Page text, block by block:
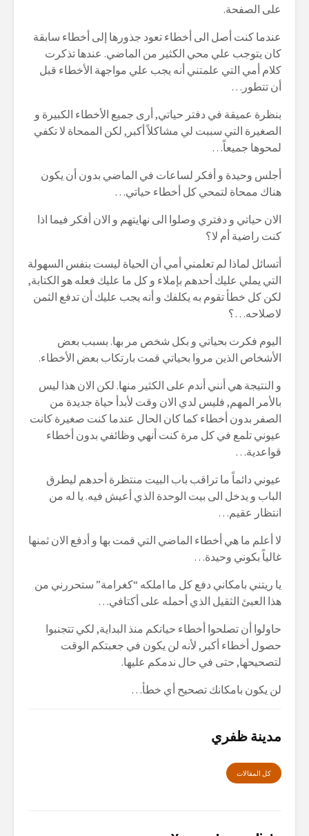
على الصفحة.
عندما كنت أصل الى أخطاء تعود جذورها إلى أخطاء سابقة
كان يتوجب علي محي الكثير من الماضي. عندها تذكرت
كلام أمي التي علمتني أنه يجب علي مواجهة الأخطاء قبل
أن تتطور…
بنظرة عميقة في دفتر حياتي, أرى جميع الأخطاء الكبيرة و
الصغيرة التي سببت لي مشاكلاً أكبر, لكن الممحاة لا تكفي
لمحوها جميعاً…
أجلس وحيدة و أفكر لساعات في الماضي بدون أن يكون
هناك ممحاة لتمحي كل أخطاء حياتي…
الان حياتي و دفتري وصلوا الى نهايتهم و الان أفكر فيما اذا
كنت راضية أم لا؟
أتسائل لماذا لم تعلمني أمي أن الحياة ليست بنفس السهولة
التي يملي عليك أحدهم بإملاء و كل ما عليك فعله هو الكتابة,
لكن كل خطأ تقوم به يكلفك و أنه يجب عليك أن تدفع الثمن
لاصلاحه…؟
اليوم فكرت بحياتي و بكل شخص مر بها. بسبب بعض
الأشخاص الذين مروا بحياتي قمت بارتكاب بعض الأخطاء.
و النتيجة هي أنني أندم على الكثير منها. لكن الان هذا ليس
بالأمر المهم, فليس لدي الان وقت لأبدأ حياة جديدة من
الصفر بدون أخطاء كما كان الحال عندما كنت صغيرة كانت
عيوني تلمع في كل مرة كنت أنهي وظائفي بدون أخطاء
قواعدية…
عيوني دائماً ما تراقب باب البيت منتظرة أحدهم ليطرق
الباب و يدخل الى بيت الوحدة الذي أعيش فيه. يا له من
انتظار عقيم…
لا أعلم ما هي أخطاء الماضي التي قمت بها و أدفع الان ثمنها
غالياً بكوني وحيدة…
يا ريتني بامكاني دفع كل ما املكه “كغرامة” ستحررني من
هذا العبئ الثقيل الذي أحمله على أكتافي…
حاولوا أن تصلحوا أخطاء حياتكم منذ البداية, لكي تتجنبوا
حصول أخطاء أكبر, لأنه لن يكون في جعبتكم الوقت
لتصحيحها, حتى في حال ندمكم عليها.
لن يكون بامكانك تصحيح أي خطأ…
مدينة ظفري
كل المقالات